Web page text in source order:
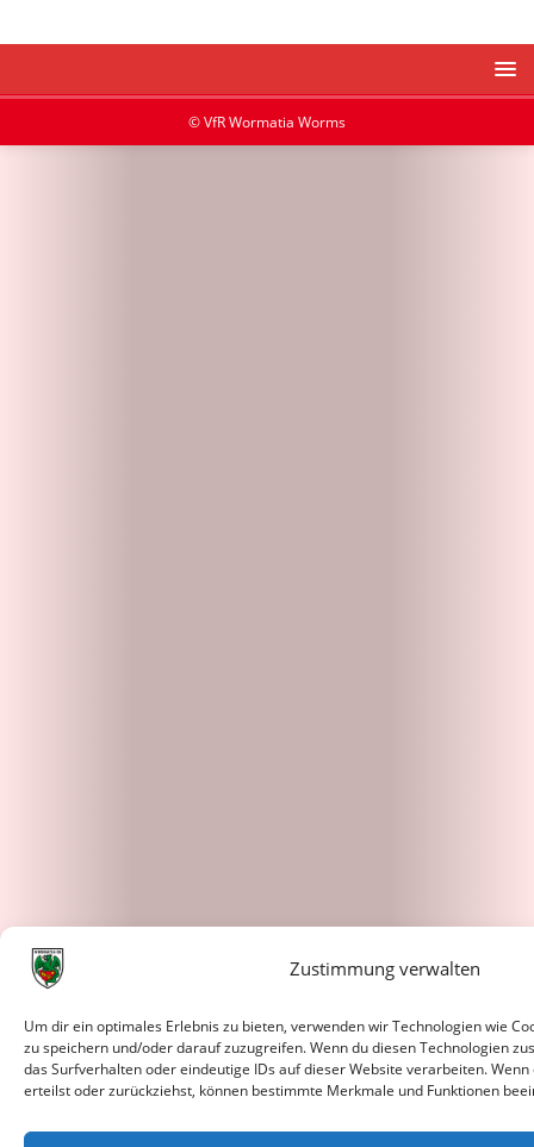
Zustimmung verwalten
Um dir ein optimales Erlebnis zu bieten, verwenden wir Technologien wie
zu speichern und/oder darauf zuzugreifen. Wenn du diesen Technologien
das Surfverhalten oder eindeutige IDs auf dieser Website verarbeiten.
erteilst oder zurückziehst, können bestimmte Merkmale und Funktionen
© VfR Wormatia Worms